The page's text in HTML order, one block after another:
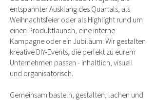
entspannter Ausklang des Quartals, als
Weihnachtsfeier oder als Highlight rund um
einen Produktlaunch, eine interne
Kampagne oder ein Jubiläum: Wir gestalten
kreative DIY-Events, die perfekt zu eurem
Unternehmen passen - inhaltlich, visuell
und organisatorisch.
Gemeinsam basteln, gestalten, lachen und